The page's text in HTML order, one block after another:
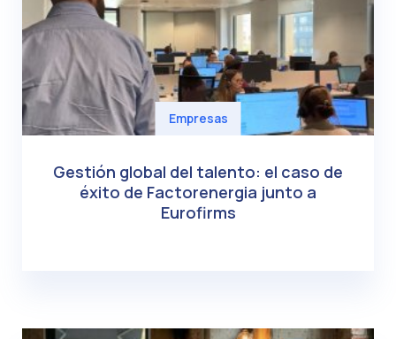
Empresas
Gestión global del talento: el caso de
éxito de Factorenergia junto a
Eurofirms